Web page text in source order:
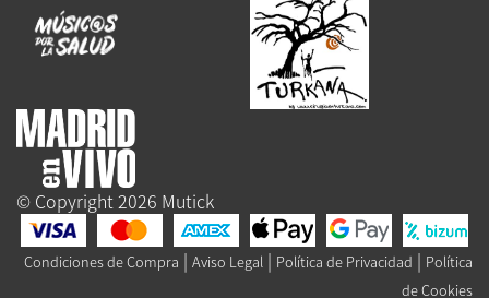
© Copyright 2026 Mutick
Condiciones de Compra | Aviso Legal | Política de Privacidad | Política
de Cookies